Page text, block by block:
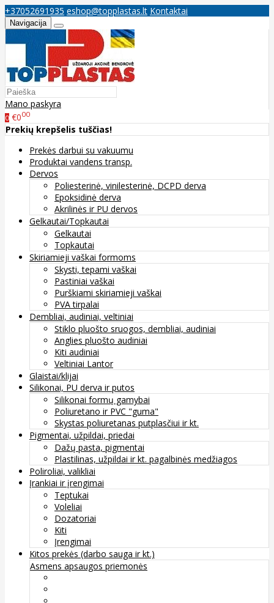
+37052691935 eshop@topplastas.lt Kontaktai
Navigacija
Mano paskyra
0 €000
Prekių krepšelis tuščias!
Prekės darbui su vakuumu
Produktai vandens transp.
Dervos
Poliesterinė, vinilesterinė, DCPD derva
Epoksidinė derva
Akrilinės ir PU dervos
Gelkautai/Topkautai
Gelkautai
Topkautai
Skiriamieji vaškai formoms
Skysti, tepami vaškai
Pastiniai vaškai
Purškiami skiriamieji vaškai
PVA tirpalai
Dembliai, audiniai, veltiniai
Stiklo pluošto sruogos, dembliai, audiniai
Anglies pluošto audiniai
Kiti audiniai
Veltiniai Lantor
Glaistai/klijai
Silikonai, PU derva ir putos
Silikonai formų gamybai
Poliuretano ir PVC "guma"
Skystas poliuretanas putplasčiui ir kt.
Pigmentai, užpildai, priedai
Dažų pasta, pigmentai
Plastilinas, užpildai ir kt. pagalbinės medžiagos
Poliroliai, valikliai
Įrankiai ir įrengimai
Teptukai
Voleliai
Dozatoriai
Kiti
Įrengimai
Kitos prekės (darbo sauga ir kt.)
Asmens apsaugos priemonės